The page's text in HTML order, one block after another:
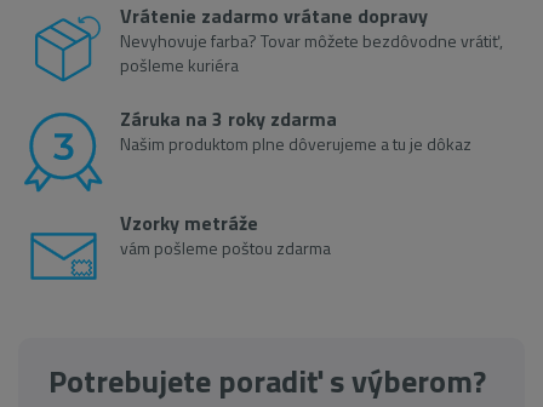
Vrátenie zadarmo vrátane dopravy
Nevyhovuje farba? Tovar môžete bezdôvodne vrátiť,
pošleme kuriéra
Záruka na 3 roky zdarma
Našim produktom plne dôverujeme a tu je dôkaz
Vzorky metráže
vám pošleme poštou zdarma
Potrebujete poradiť s výberom?